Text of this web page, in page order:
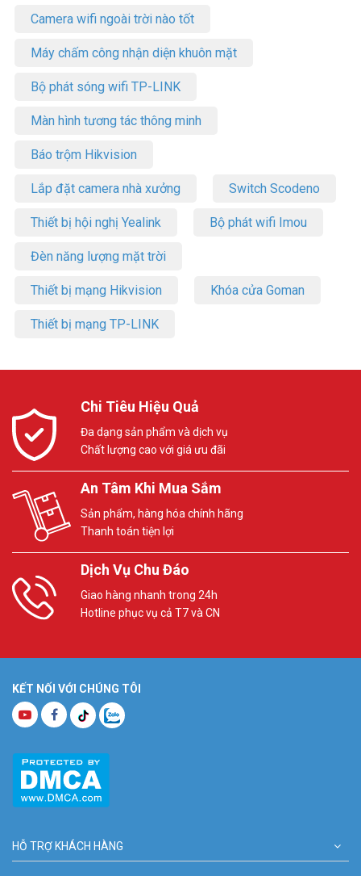
Camera wifi ngoài trời nào tốt
Máy chấm công nhận diện khuôn mặt
Bộ phát sóng wifi TP-LINK
Màn hình tương tác thông minh
Báo trộm Hikvision
Lắp đặt camera nhà xưởng Switch Scodeno
Thiết bị hội nghị Yealink Bộ phát wifi Imou
Đèn năng lượng mặt trời
Thiết bị mạng Hikvision Khóa cửa Goman
Thiết bị mạng TP-LINK
Chi Tiêu Hiệu Quả
Đa dạng sản phẩm và dịch vụ
Chất lượng cao với giá ưu đãi
An Tâm Khi Mua Sắm
Sản phẩm, hàng hóa chính hãng
Thanh toán tiện lợi
Dịch Vụ Chu Đáo
Giao hàng nhanh trong 24h
Hotline phục vụ cả T7 và CN
KẾT NỐI VỚI CHÚNG TÔI
HỖ TRỢ KHÁCH HÀNG